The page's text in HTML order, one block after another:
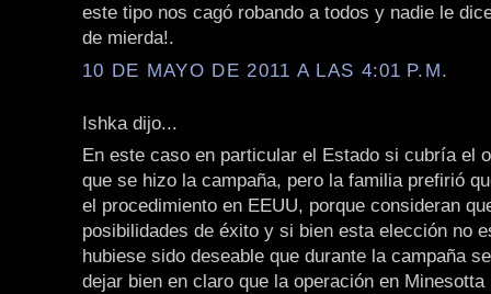
este tipo nos cagó robando a todos y nadie le
de mierda!.
10 DE MAYO DE 2011 A LAS 4:01 P.M.
Ishka dijo...
En este caso en particular el Estado si cubría el
que se hizo la campaña, pero la familia prefirió
el procedimiento en EEUU, porque consideran
posibilidades de éxito y si bien esta elección no
hubiese sido deseable que durante la campaña
dejar bien en claro que la operación en